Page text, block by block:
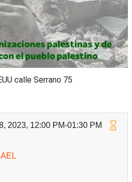
calle Serrano 75
2023, 12:00 PM-01:30 PM